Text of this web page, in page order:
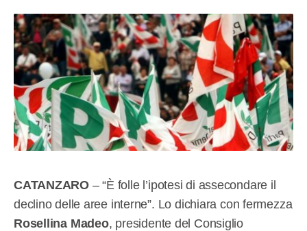
CATANZARO – “È folle l’ipotesi di assecondare il
declino delle aree interne”. Lo dichiara con fermezza
Rosellina Madeo, presidente del Consiglio